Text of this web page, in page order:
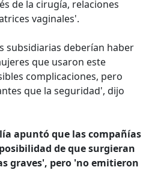
de la cirugía, relaciones
vaginales'.
subsidiarias deberían haber
que usaron este
complicaciones, pero
que la seguridad', dijo
apuntó que las compañías
de que surgieran
graves', pero 'no emitieron